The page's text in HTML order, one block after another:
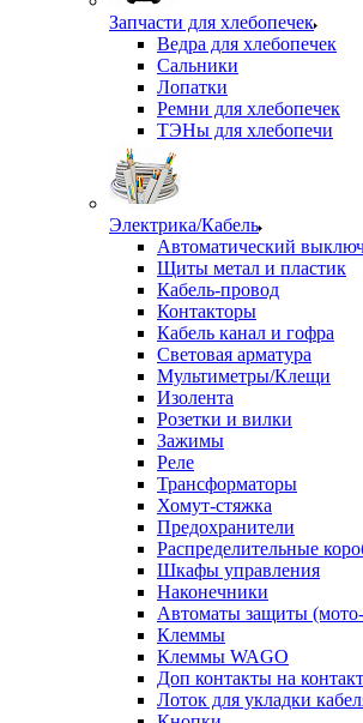
Запчасти для хлебопечек
Ведра для хлебопечек
Сальники
Лопатки
Ремни для хлебопечек
ТЭНы для хлебопечи
Электрика/Кабель
Автоматический
Щиты метал и пластик
Кабель-провод
Контакторы
Кабель канал и гофра
Световая арматура
Мультиметры/Клещи
Изолента
Розетки и вилки
Зажимы
Реле
Трансформаторы
Хомут-стяжка
Предохранители
Распределительные
Шкафы управления
Наконечники
Автоматы защиты
Клеммы
Клеммы WAGO
Доп контакты на
Лоток для укладки